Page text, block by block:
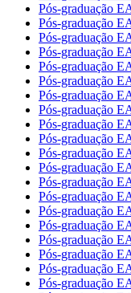
Pós-graduação
Pós-graduação
Pós-graduação
Pós-graduação
Pós-graduação
Pós-graduação
Pós-graduação
Pós-graduação
Pós-graduação
Pós-graduação
Pós-graduação
Pós-graduação
Pós-graduação
Pós-graduação
Pós-graduação
Pós-graduação
Pós-graduação
Pós-graduação
Pós-graduação
Pós-graduação